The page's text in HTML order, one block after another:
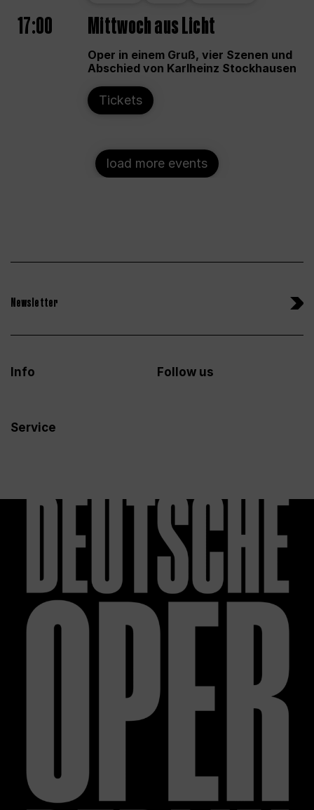
17:00 Mittwoch aus Licht
Oper in einem Gruß, vier Szenen und
Abschied von Karlheinz Stockhausen
Tickets
load more events
Newsletter
Info
Service
Follow us